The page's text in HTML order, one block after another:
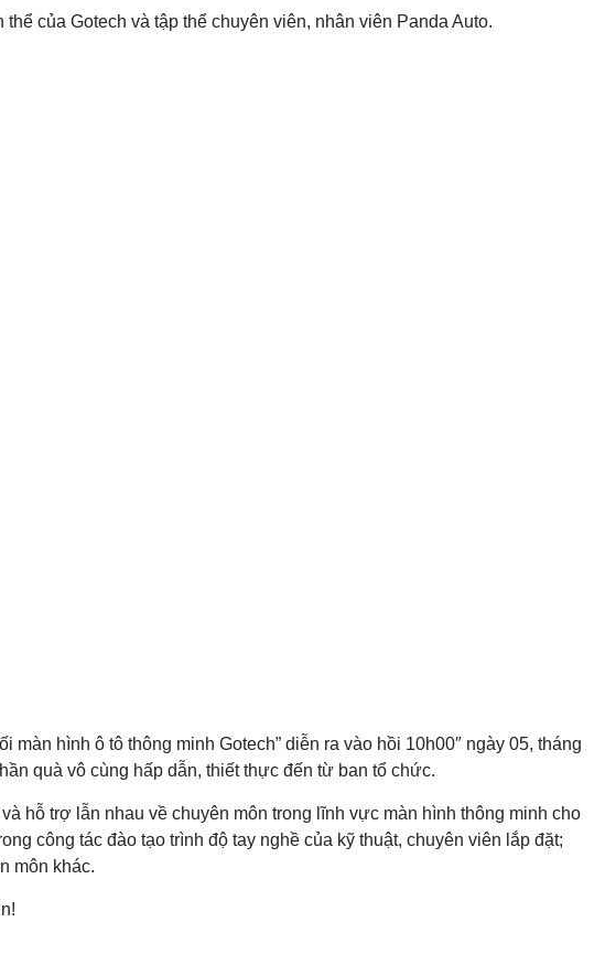
của Gotech và tập thể chuyên viên, nhân viên Panda Auto.
hình ô tô thông minh Gotech” diễn ra vào hồi 10h00″ ngày 05, tháng
quà vô cùng hấp dẫn, thiết thực đến từ ban tổ chức.
hỗ trợ lẫn nhau về chuyên môn trong lĩnh vực màn hình thông minh cho
công tác đào tạo trình độ tay nghề của kỹ thuật, chuyên viên lắp đặt;
môn khác.